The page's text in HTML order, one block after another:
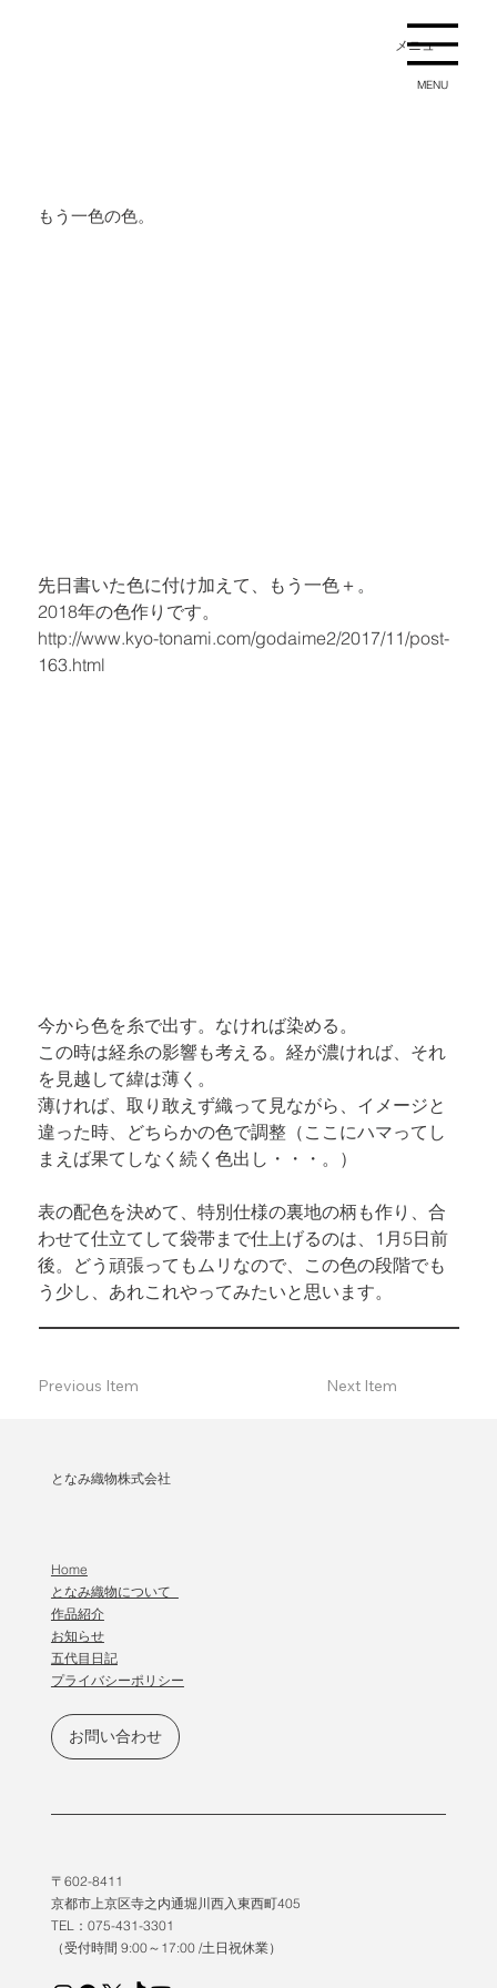
メニュー
MENU
もう一色の色。
先日書いた色に付け加えて、もう一色＋。
2018年の色作りです。
http://www.kyo-tonami.com/godaime2/2017/11/post-
163.html
今から色を糸で出す。なければ染める。
この時は経糸の影響も考える。経が濃ければ、それ
を見越して緯は薄く。
薄ければ、取り敢えず織って見ながら、イメージと
違った時、どちらかの色で調整（ここにハマってし
まえば果てしなく続く色出し・・・。）
表の配色を決めて、特別仕様の裏地の柄も作り、合
わせて仕立てして袋帯まで仕上げるのは、1月5日前
後。どう頑張ってもムリなので、この色の段階でも
う少し、あれこれやってみたいと思います。
Next Item
Previous Item
となみ織物株式会社
お問い合わせ
〒602-8411
京都市上京区寺之内通堀川西入東西町405
TEL：075-431-3301
（受付時間 9:00～17:00 /土日祝休業）
Home
となみ織物について
作品紹介
​お知らせ
五代目日記
プライバシーポリシー